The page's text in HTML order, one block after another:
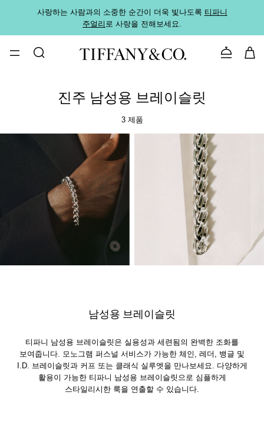
사랑하는 사람과의 소중한 순간이 더욱 빛나도록 티파니
주얼리로 사랑을 전해보세요.
문의하기
진주 남성용 브레이슬릿
3 제품
남성용 브레이슬릿
티파니 남성용 브레이슬릿은 실용성과 세련됨의 완벽한 조화를
보여줍니다. 모노그램 퍼스널 서비스가 가능한 체인, 레더, 뱅글 및
I.D. 브레이슬릿과 커프 또는 클래식 실루엣을 만나보세요. 다양하게
활용이 가능한 티파니 남성용 브레이슬릿으로 심플하게
스타일리시한 룩을 연출할 수 있습니다.